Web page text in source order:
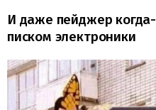
И даже пейджер
писком электроники